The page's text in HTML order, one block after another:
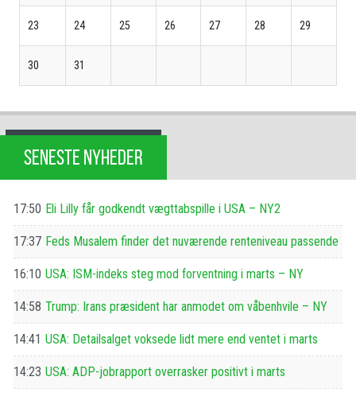
23 24 25 26 27 28 29
30 31
SENESTE NYHEDER
17:50 Eli Lilly får godkendt vægttabspille i USA – NY2
17:37 Feds Musalem finder det nuværende renteniveau passende
16:10 USA: ISM-indeks steg mod forventning i marts – NY
14:58 Trump: Irans præsident har anmodet om våbenhvile – NY
14:41 USA: Detailsalget voksede lidt mere end ventet i marts
14:23 USA: ADP-jobrapport overrasker positivt i marts